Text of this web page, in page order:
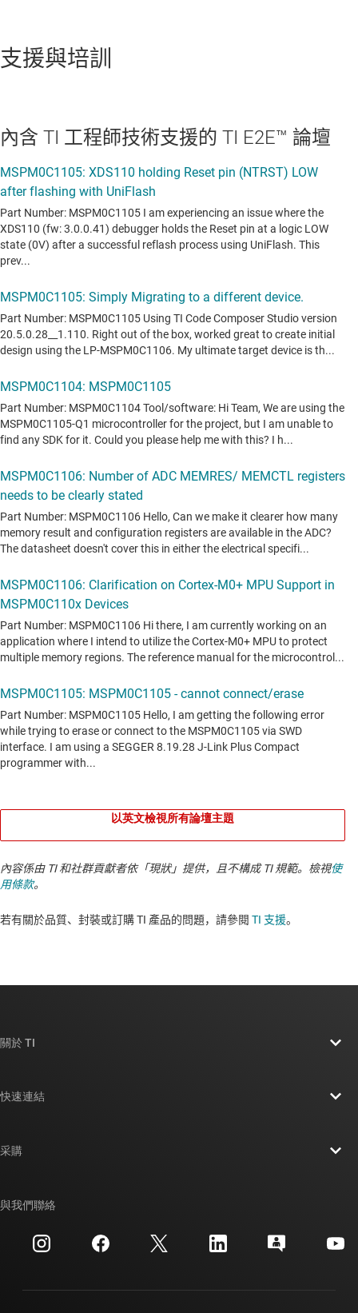
支援與培訓
內含 TI 工程師技術支援的 TI E2E™ 論壇
以英文檢視所有論壇主題
內容係由 TI 和社群貢獻者依「現狀」提供，且不構成 TI 規範。檢視使
用條款。
若有關於品質、封裝或訂購 TI 產品的問題，請參閱 TI 支援。​​​​​​​​​​​​​​
關於 TI
投資人關系
製造
快速連結
交互參考搜索
客戶支援中心
采購
訂購 FAQ
與我們聯絡